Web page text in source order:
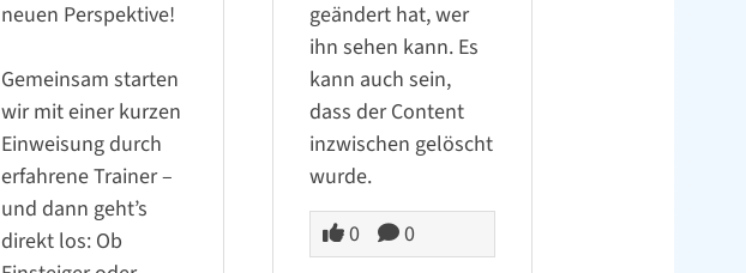
neuen Perspektive!
Gemeinsam starten
wir mit einer kurzen
Einweisung durch
erfahrene Trainer –
und dann geht’s
direkt los: Ob
geändert hat, wer
ihn sehen kann. Es
kann auch sein,
dass der Content
inzwischen gelöscht
wurde.
0
0